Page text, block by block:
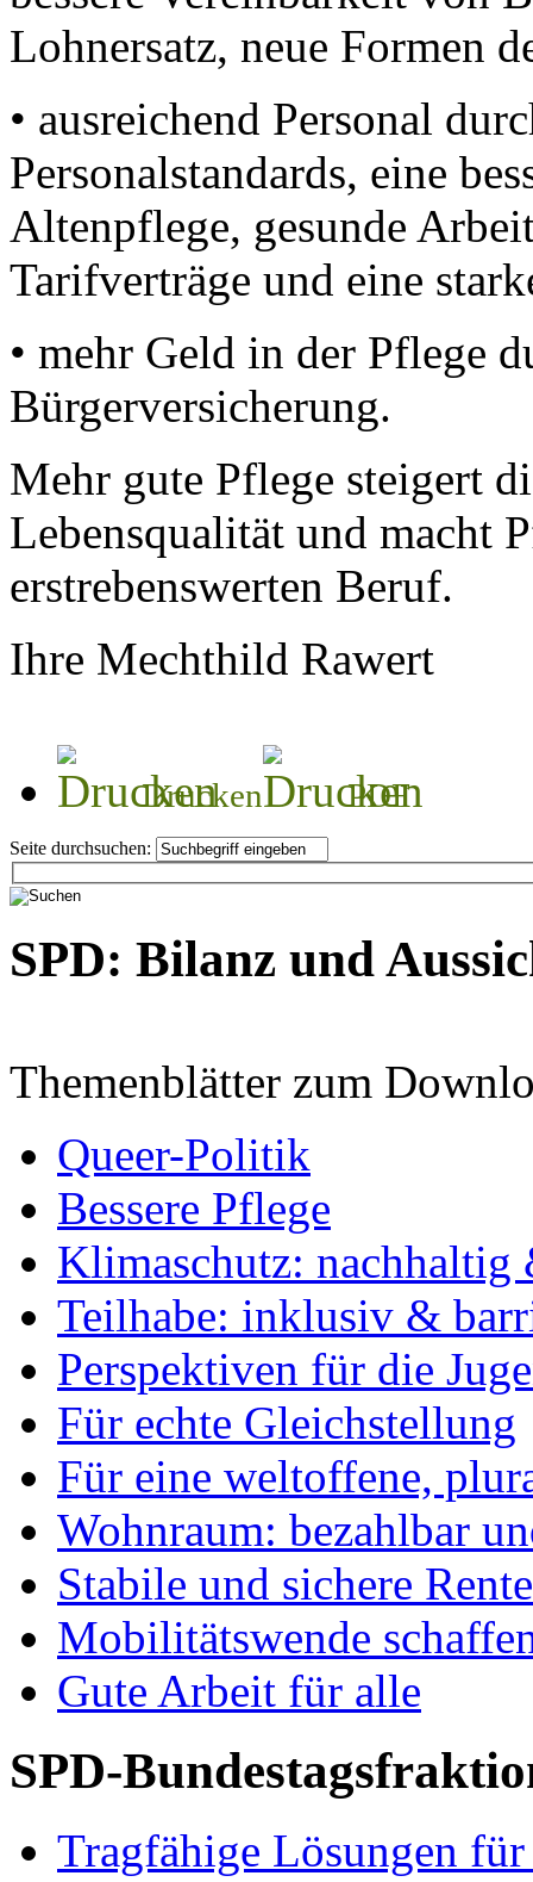
Lohnersatz, neue Formen
• ausreichend Personal
Personalstandards, eine
Altenpflege, gesunde
Tarifverträge und eine
• mehr Geld in der Pflege
Bürgerversicherung.
Mehr gute Pflege steigert
Lebensqualität und macht
erstrebenswerten Beruf.
Ihre Mechthild Rawert
Drucken PDF
Seite durchsuchen:
SPD: Bilanz und
Themenblätter zum
Queer-Politik
Bessere Pflege
Klimaschutz: nachhaltig
Teilhabe: inklusiv &
Perspektiven für die
Für echte Gleichstellung
Für eine weltoffene,
Wohnraum: bezahlbar
Stabile und sichere
Mobilitätswende
Gute Arbeit für alle
SPD-
Tragfähige Lösungen